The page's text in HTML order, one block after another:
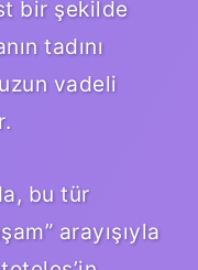
bir şekilde
tadını
vadeli
bu tür
arayışıyla